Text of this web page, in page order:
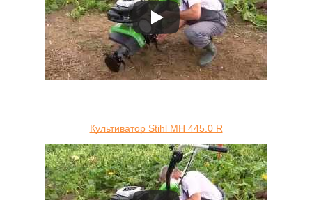
Культиватор Stihl MH 445.0 R